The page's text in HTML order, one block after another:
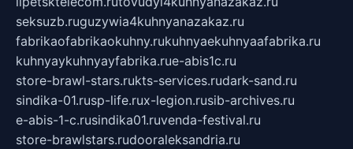
seksuzb.ruguzywia4kuhnyanazakaz.ru
fabrikaofabrikaokuhny.rukuhnyaekuhnyaafabrika.ru
kuhnyaykuhnyayfabrika.rue-abis1c.ru
store-brawl-stars.rukts-services.rudark-sand.ru
sindika-01.rusp-life.rux-legion.rusib-archives.ru
e-abis-1-c.rusindika01.ruvenda-festival.ru
store-brawlstars.rudooraleksandria.ru